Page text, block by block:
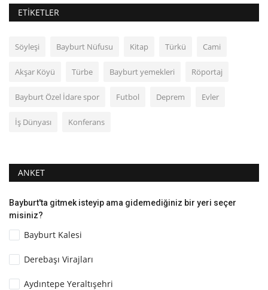
ETIKETLER
Söyleşi Bayburt Nüfusu Kitap Türkü Cami
Akşar Köyü Türbe Bayburt yemekleri Röportaj
Bayburt Özel İdare spor Futbol Deprem Evler
İş Dünyası Konferans
ANKET
Bayburt'ta gitmek isteyip ama gidemediğiniz bir yeri seçer
misiniz?
Bayburt Kalesi
Derebaşı Virajları
Aydıntepe Yeraltışehri